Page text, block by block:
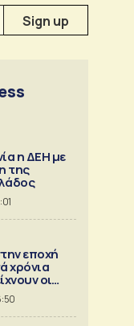
η ΔΕΗ με
της
εποχή
χρόνια
οι